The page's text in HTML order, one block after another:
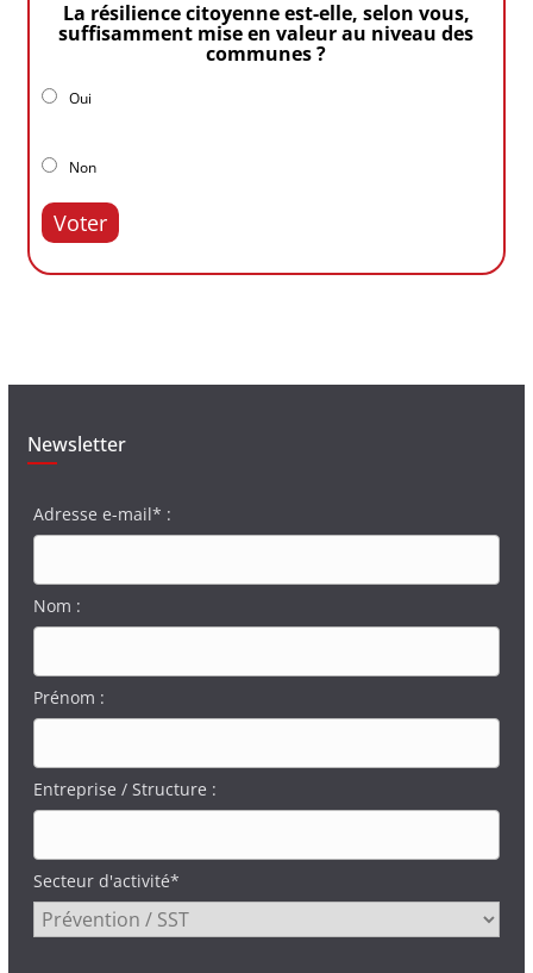
La résilience citoyenne est-elle, selon vous,
suffisamment mise en valeur au niveau des
communes ?
Oui
Non
Voter
Newsletter
Adresse e-mail* :
Nom :
Prénom :
Entreprise / Structure :
Secteur d'activité*